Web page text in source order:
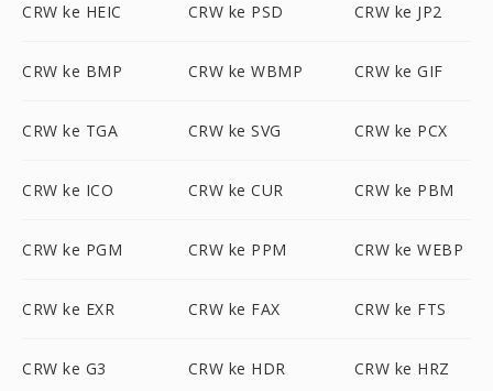
CRW ke HEIC CRW ke PSD CRW ke JP2
CRW ke BMP CRW ke WBMP CRW ke GIF
CRW ke TGA CRW ke SVG CRW ke PCX
CRW ke ICO CRW ke CUR CRW ke PBM
CRW ke PGM CRW ke PPM CRW ke WEBP
CRW ke EXR CRW ke FAX CRW ke FTS
CRW ke G3 CRW ke HDR CRW ke HRZ